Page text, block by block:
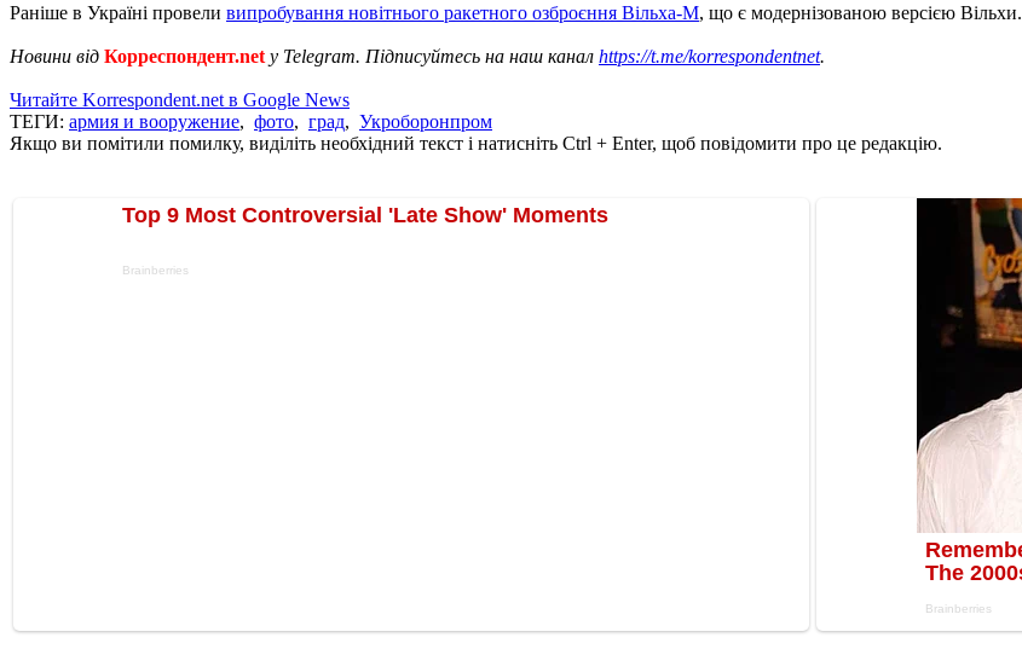
Раніше в Україні провели випробування новітнього ракетного озброєння Вільха-М, що є модернізованою версією Вільхи.
Новини від Корреспондент.net у Telegram. Підписуйтесь на наш канал https://t.me/korrespondentnet.
Читайте Korrespondent.net в Google News
ТЕГИ: армия и вооружение, фото, град, Укроборонпром
Якщо ви помітили помилку, виділіть необхідний текст і натисніть Ctrl + Enter, щоб повідомити про це редакцію.